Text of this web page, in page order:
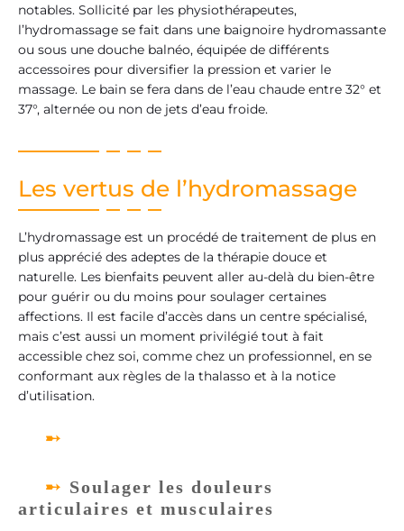
notables. Sollicité par les physiothérapeutes,
l’hydromassage se fait dans une baignoire hydromassante
ou sous une douche balnéo, équipée de différents
accessoires pour diversifier la pression et varier le
massage. Le bain se fera dans de l’eau chaude entre 32° et
37°, alternée ou non de jets d’eau froide.
Les vertus de l’hydromassage
L’hydromassage est un procédé de traitement de plus en
plus apprécié des adeptes de la thérapie douce et
naturelle. Les bienfaits peuvent aller au-delà du bien-être
pour guérir ou du moins pour soulager certaines
affections. Il est facile d’accès dans un centre spécialisé,
mais c’est aussi un moment privilégié tout à fait
accessible chez soi, comme chez un professionnel, en se
conformant aux règles de la thalasso et à la notice
d’utilisation.
Soulager les douleurs
articulaires et musculaires